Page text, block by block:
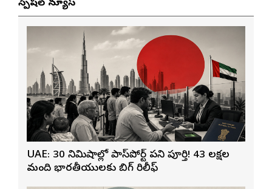
స్పెషల్ న్యూస్
UAE: 30 నిమిషాల్లో పాస్‌పోర్ట్ పని పూర్తి! 43 లక్షల
మంది భారతీయులకు బిగ్ రిలీఫ్